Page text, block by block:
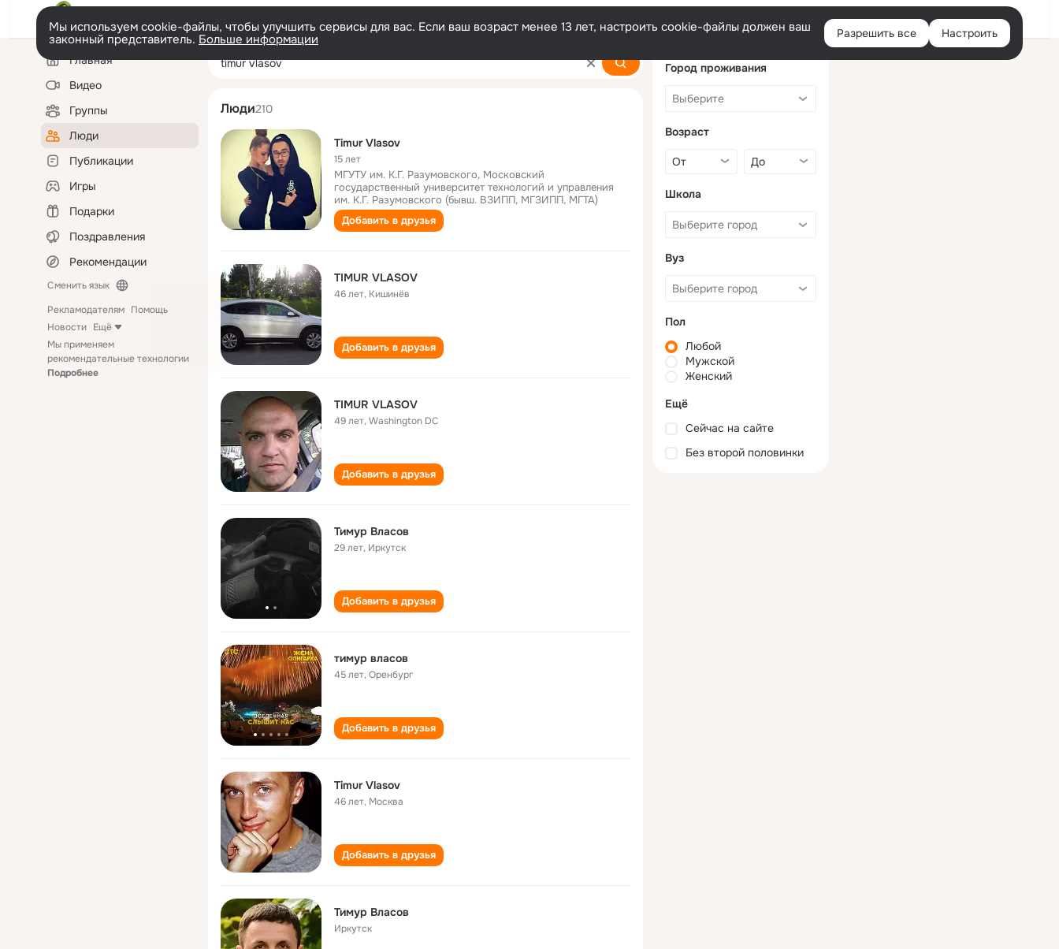
Войти
Мы используем cookie-файлы, чтобы улучшить сервисы для вас. Если ваш возраст менее 13 лет, настроить cookie-файлы должен ваш
законный представитель. Больше информации Разрешить все Настроить
Левая
колонкаГлавная
Видео
Группы
Люди
Публикации
Игры
Подарки
Поздравления
Рекомендации
Сменить язык
Рекламодателям Помощь
Новости Ещё
Мы применяем
рекомендательные технологии
Подробнее
timur vlasov
Люди210
Timur Vlasov
15 лет
МГУТУ им. К.Г. Разумовского, Московский
государственный университет технологий и управления
им. К.Г. Разумовского (бывш. ВЗИПП, МГЗИПП, МГТА)
Добавить в друзья
TIMUR VLASOV
46 лет, Кишинёв
Добавить в друзья
TIMUR VLASOV
49 лет,Washington DC
Добавить в друзья
Тимур Власов
29 лет, Иркутск
Добавить в друзья
тимур власов
45 лет,Оренбург
Добавить в друзья
Timur Vlasov
46 лет, Москва
Добавить в друзья
Тимур Власов
Иркутск
Город проживания
Возраст
Школа
Вуз
Пол
Любой
Мужской
Женский
Ещё
Сейчас на сайте
Без второй половинки